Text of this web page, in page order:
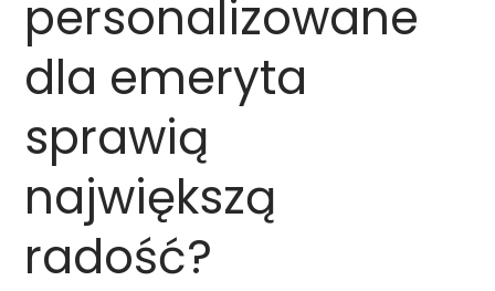
personalizowane
dla emeryta
sprawią
największą
radość?